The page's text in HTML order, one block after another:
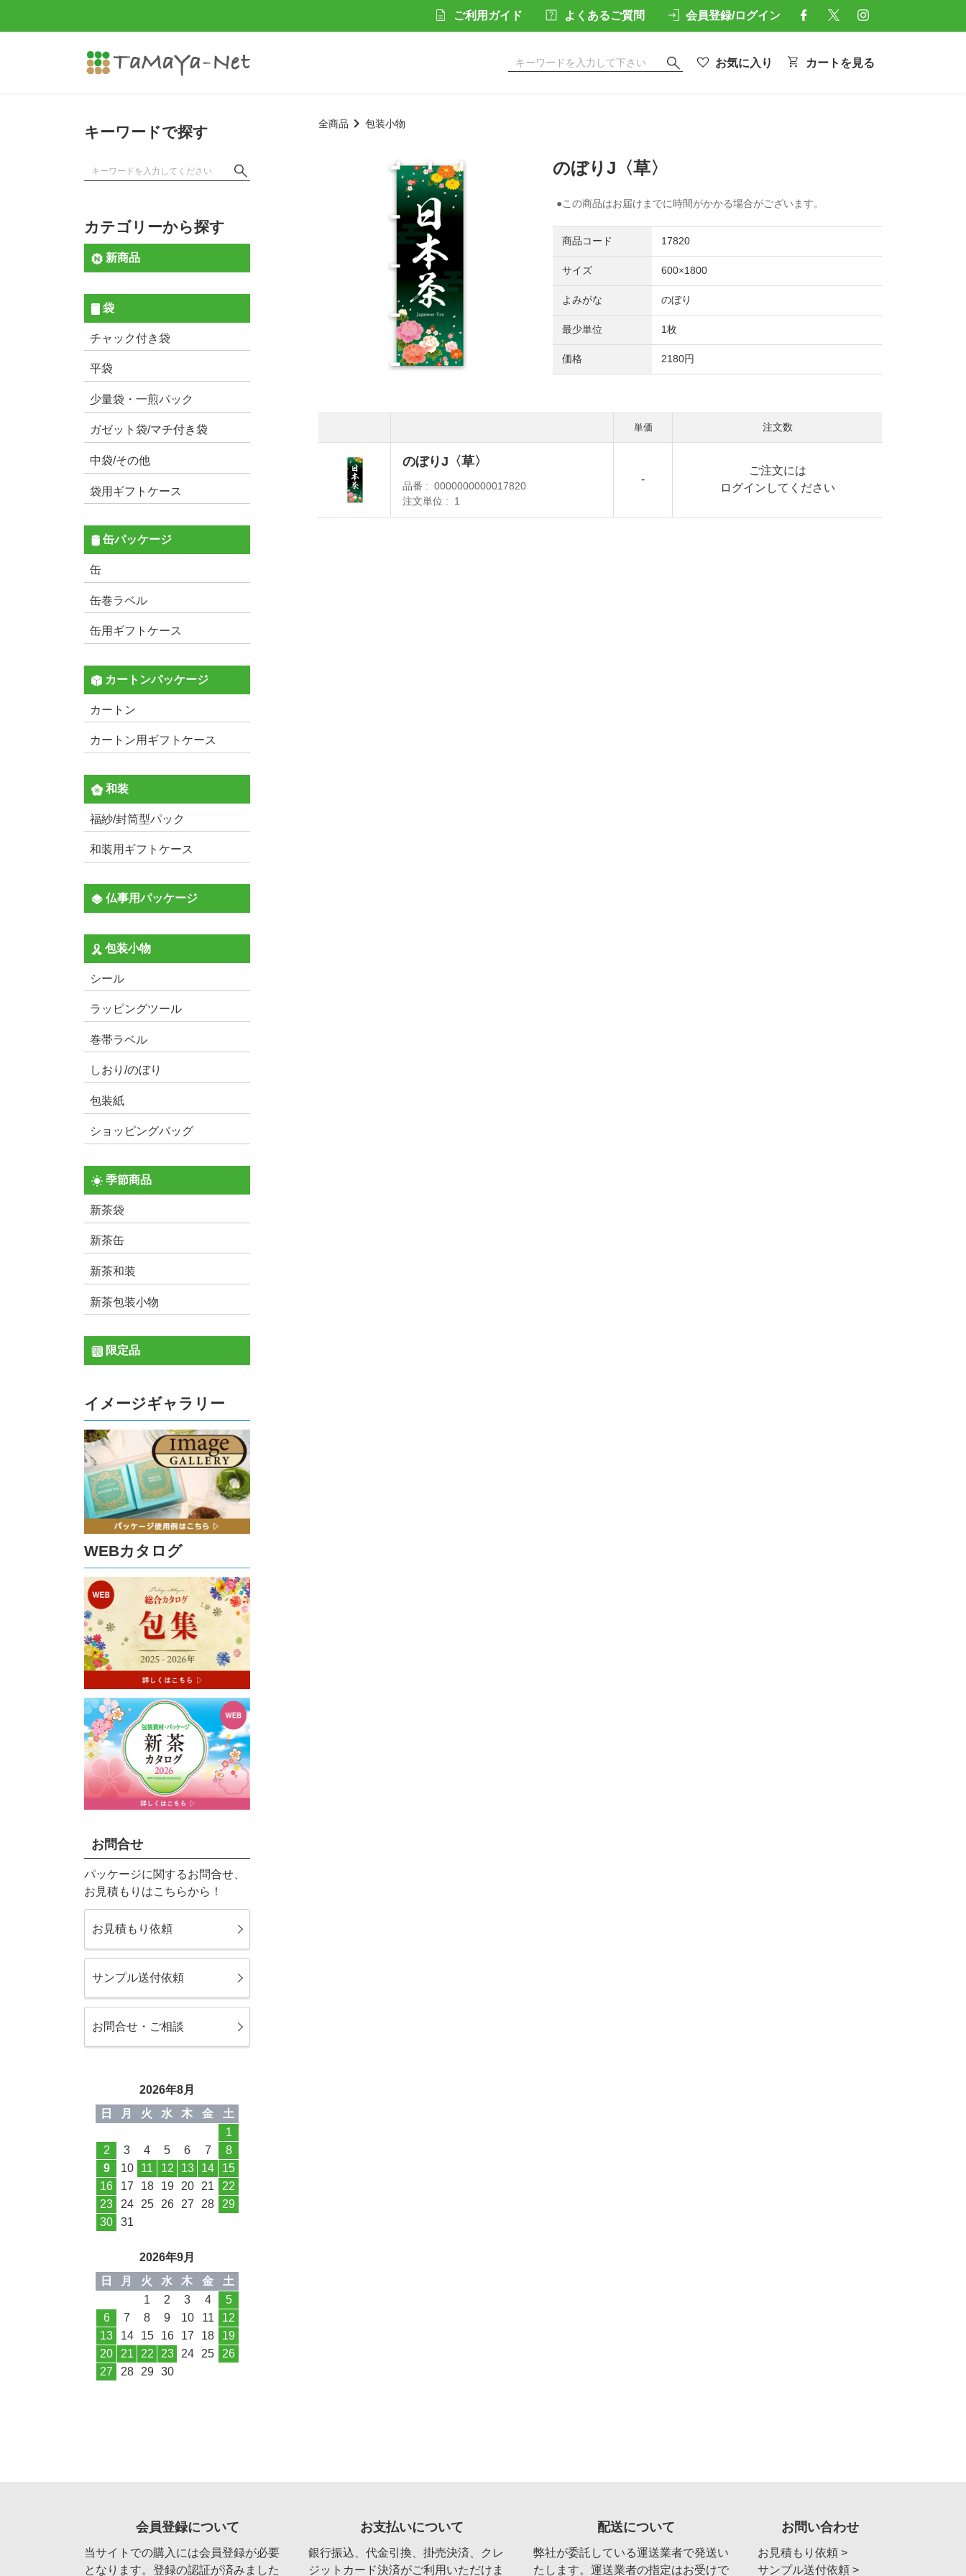
ご利用ガイド よくあるご質問 会員登録/ログイン
お気に入り カートを見る
全商品 包装小物
のぼりJ〈草〉
●この商品はお届けまでに時間がかかる場合がございます。
商品コード 17820
サイズ 600×1800
よみがな のぼり
最少単位 1枚
価格 2180円
注文数
のぼりJ〈草〉
品番
0000000000017820
注文単位
1
-
ご注文には
ログイン してください
キーワードで探す
カテゴリーから探す
新商品
袋
チャック付き袋
平袋
少量袋・一煎パック
ガゼット袋/マチ付き袋
中袋/その他
袋用ギフトケース
缶パッケージ
缶
缶巻ラベル
缶用ギフトケース
カートンパッケージ
カートン
カートン用ギフトケース
和装
福紗/封筒型パック
和装用ギフトケース
仏事用パッケージ
包装小物
シール
ラッピングツール
巻帯ラベル
しおり/のぼり
包装紙
ショッピングバッグ
季節商品
新茶袋
新茶缶
新茶和装
新茶包装小物
限定品
イメージギャラリー
WEBカタログ
お問合せ
パッケージに関するお問合せ、
お見積もりはこちらから！
お見積もり依頼
サンプル送付依頼
お問合せ・ご相談
2026年8月
日
月 火 水 木 金
土
1
2
3 4 5 6 7
8
9
10 11 12 13 14
15
16
17 18 19 20 21
22
23
24 25 26 27 28
29
30
31
2026年9月
日
月 火 水 木 金
土
1
2 3 4
5
6
7 8 9 10 11
12
13
14 15 16 17 18
19
20
21 22 23 24 25
26
27
28 29 30
会員登録について
当サイトでの購入には会員登録が必要
となります。登録の認証が済みました
お支払いについて
銀行振込、代金引換、掛売決済、クレ
ジットカード決済がご利用いただけま
配送について
弊社が委託している運送業者で発送い
たします。運送業者の指定はお受けで
お問い合わせ
お見積もり依頼 >
サンプル送付依頼 >